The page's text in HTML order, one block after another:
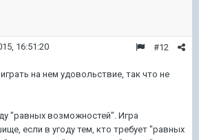
#12
16:51:20
на нем удовольствие, так что не
"равных возможностей". Игра
если в угоду тем, кто требует "равных